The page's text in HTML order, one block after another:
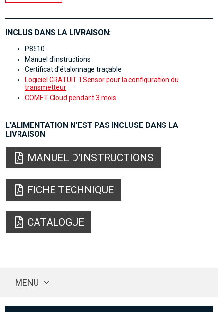
INCLUS DANS LA LIVRAISON:
P8510
Manuel d'instructions
Certificat d'étalonnage traçable
Logiciel GRATUIT TSensor pour la configuration du
transmetteur
COMET Cloud pendant 3 mois
L'ALIMENTATION N'EST PAS INCLUSE DANS LA
LIVRAISON
MANUEL D'INSTRUCTIONS
FICHE TECHNIQUE
CATALOGUE
MENU